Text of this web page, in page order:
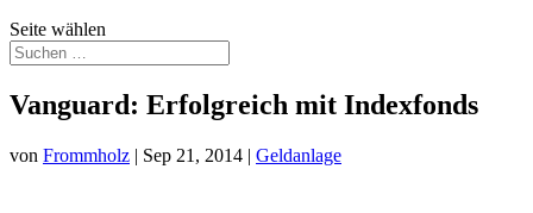
Seite wählen
Vanguard: Erfolgreich mit Indexfonds
von Frommholz | Sep 21, 2014 | Geldanlage